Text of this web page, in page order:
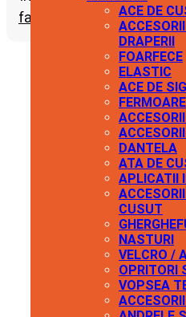
ACE DE
DRAPERII
FOARFECE
ELASTIC
ACE DE
FERMOARE
DANTELA
ATA DE
APLICATII
CUSUT
NASTURI
VELCRO /
OPRITORI
VOPSEA
favorite